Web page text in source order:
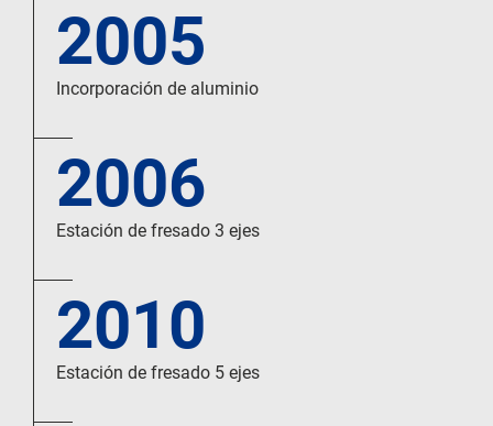
2005
Incorporación de aluminio
2006
Estación de fresado 3 ejes
2010
Estación de fresado 5 ejes